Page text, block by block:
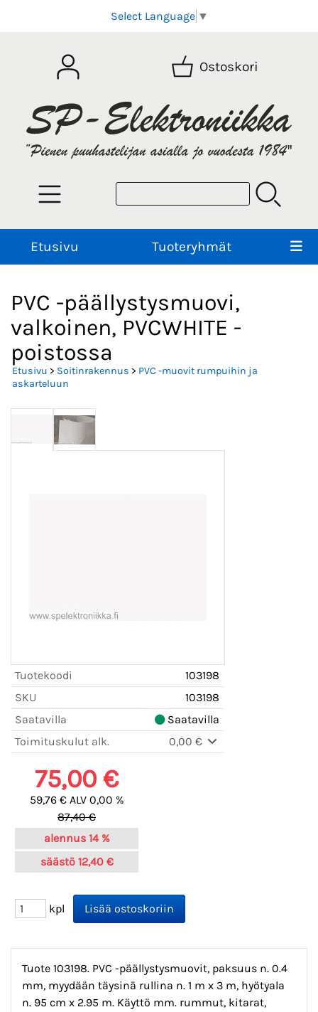
Select Language ▼
Ostoskori
Etusivu Tuoteryhmät
PVC -päällystysmuovi,
valkoinen, PVCWHITE -
poistossa
Etusivu > Soitinrakennus > PVC -muovit rumpuihin ja
askarteluun
Tuotekoodi
103198
SKU
103198
Saatavilla
Saatavilla
Toimituskulut alk.
0,00 €
75,00 €
59,76 € ALV 0,00 %
87,40 €
alennus 14 %
säästö 12,40 €
kpl
Tuote 103198. PVC -päällystysmuovit, paksuus n. 0.4
mm, myydään täysinä rullina n. 1 m x 3 m, hyötyala
n. 95 cm x 2.95 m. Käyttö mm. rummut, kitarat,